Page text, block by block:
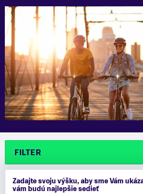
FILTER
Zadajte svoju výšku, aby sme Vám
vám budú najlepšie sedieť